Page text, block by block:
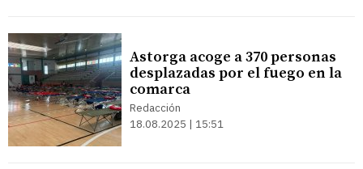
Astorga acoge a 370 personas
desplazadas por el fuego en la
comarca
Redacción
18.08.2025 | 15:51